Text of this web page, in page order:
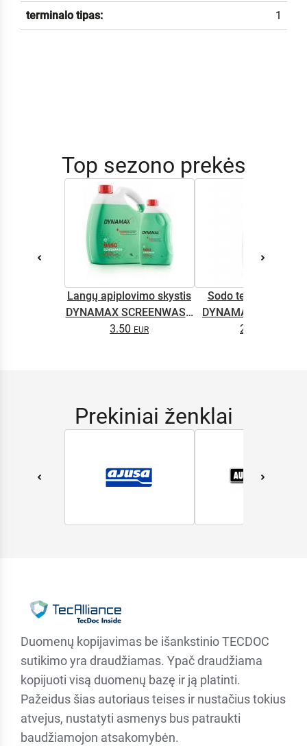
terminalo tipas: 1
Top sezono prekės
Langų apiplovimo skystis
DYNAMAX SCREENWASH
NANO 4l
3.50
Sodo technikos
DYNAMAX M2T
2.65
Prekiniai ženklai
Duomenų kopijavimas be išankstinio TECDOC
sutikimo yra draudžiamas. Ypač draudžiama
kopijuoti visą duomenų bazę ir ją platinti.
Pažeidus šias autoriaus teises ir nustačius tokius
atvejus, nustatyti asmenys bus patraukti
baudžiamojon atsakomybėn.